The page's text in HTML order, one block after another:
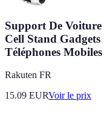
Support De
Cell Stand
Téléphones Mobiles
Rakuten FR
15.09 EURVoir le prix